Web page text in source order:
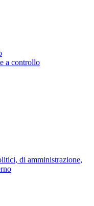
a controllo
di amministrazione,